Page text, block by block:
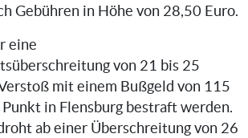
Gebühren in Höhe von 28,50 Euro.
eine
von 21 bis 25
mit einem Bußgeld von 115
Punkt in Flensburg bestraft werden.
ab einer Überschreitung von 26